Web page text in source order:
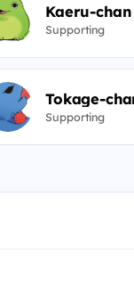
Kaeru-chan
Supporting
Tokage-
Supporting